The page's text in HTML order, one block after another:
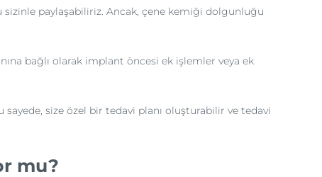
paylaşabiliriz. Ancak, çene kemiği dolgunluğu
bağlı olarak implant öncesi ek işlemler veya ek
size özel bir tedavi planı oluşturabilir ve tedavi
mu?